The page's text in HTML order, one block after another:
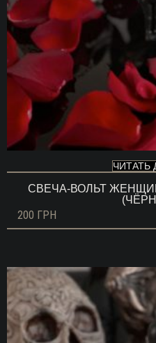
ЧИТАТЬ
СВЕЧА-ВОЛЬТ
200 ГРН